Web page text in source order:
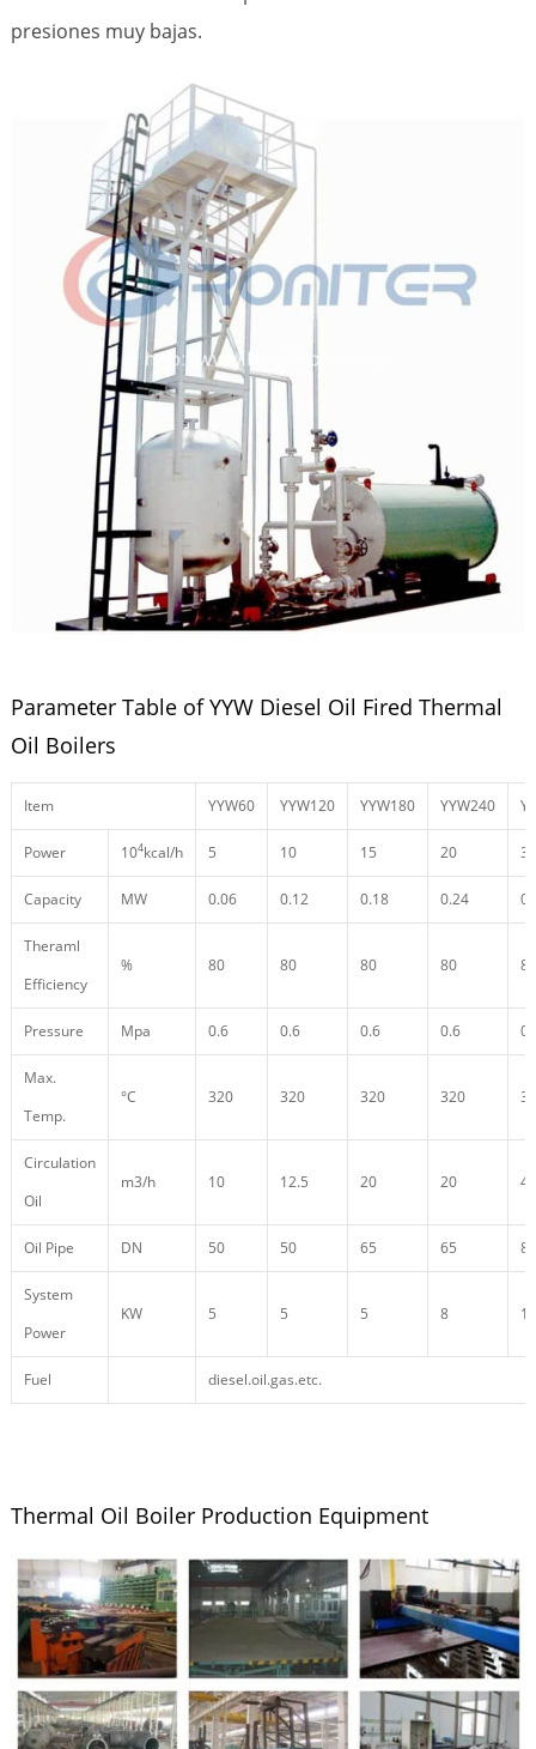
presiones muy bajas.
Parameter Table of YYW Diesel Oil Fired Thermal
Oil Boilers
Item YYW60 YYW120 YYW180 YYW240
Power 104kcal/h 5 10 15 20 30
Capacity MW 0.06 0.12 0.18 0.24
Theraml
Efficiency
% 80 80 80 80 80
Pressure Mpa 0.6 0.6 0.6 0.6
Max.
Temp.
°C 320 320 320 320
Circulation
Oil
m3/h 10 12.5 20 20 40
Oil Pipe DN 50 50 65 65 80
System
Power
KW 5 5 5 8 10
Fuel diesel.oil.gas.etc.
Thermal Oil Boiler Production Equipment